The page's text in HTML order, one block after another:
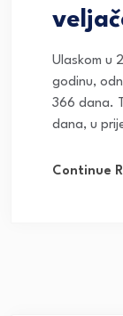
Ulaskom u
godinu,
366 dana.
dana, u
Continue